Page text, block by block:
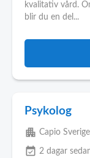
kvalitativ vård.
blir du en del...
Psykolog
apartment Capio
event_available 2 dagar